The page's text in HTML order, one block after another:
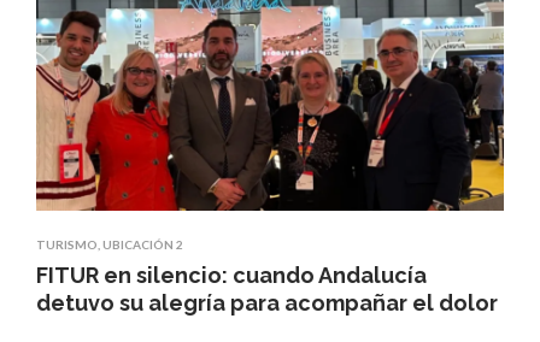
TURISMO,UBICACIÓN 2
FITUR en silencio: cuando Andalucía
detuvo su alegría para acompañar el dolor